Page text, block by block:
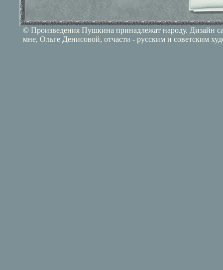
© Произведения Пушкина принадлежат народу. Дизайн
мне, Ольге Денисовой, отчасти - русским и советским